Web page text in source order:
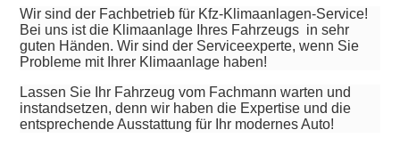
Wir sind der Fachbetrieb für Kfz-Klimaanlagen-Service!
Bei uns ist die Klimaanlage Ihres Fahrzeugs in sehr
guten Händen. Wir sind der Serviceexperte, wenn Sie
Probleme mit Ihrer Klimaanlage haben!
Lassen Sie Ihr Fahrzeug vom Fachmann warten und
instandsetzen, denn wir haben die Expertise und die
entsprechende Ausstattung für Ihr modernes Auto!